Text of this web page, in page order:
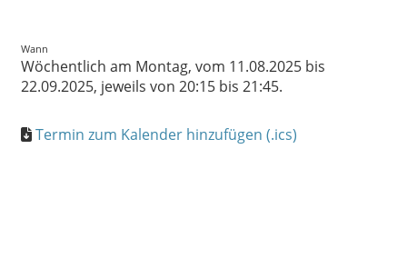
Wann
Wöchentlich am Montag, vom 11.08.2025 bis
22.09.2025, jeweils von 20:15 bis 21:45.
Termin zum Kalender hinzufügen (.ics)